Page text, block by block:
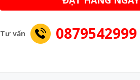
Tư vấn 0879542999